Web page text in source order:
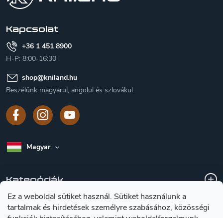
Ez a weboldal sütiket használ. Sütiket használunk a
tartalmak és hirdetések személyre szabásához, közösségi
Kapcsolat
+36 1 451 8900
H-P: 8:00-16:30
shop@kniland.hu
Beszélünk magyarul, angolul és szlovákul.
Magyar
Kategóriák
A vásárlásról